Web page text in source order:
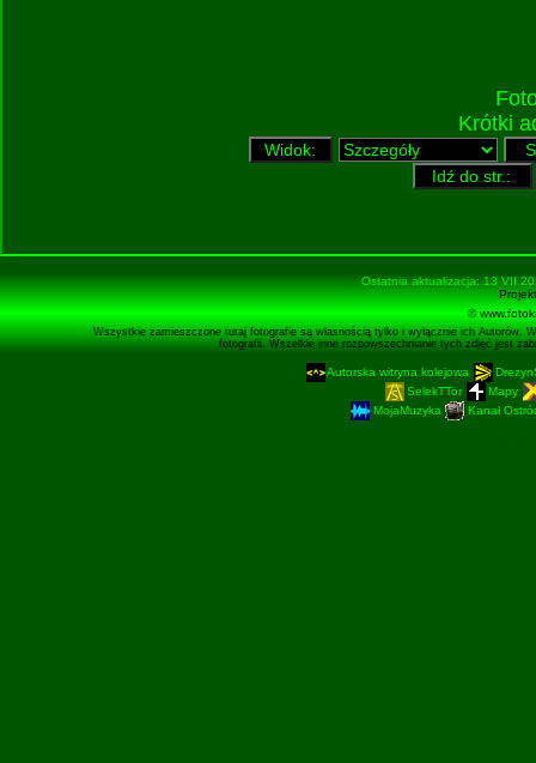
Krótki
Ostatnia aktualizacja: 13 VII
©
Wszystkie zamieszczone tutaj fotografie są własnością tylko i wyłącznie ich
fotografii. Wszelkie inne rozpowszechnianie tych zdjęć jest
Autorska witryna kolejowa
SelekTTor
Mapy
MojaMuzyka
Kanał